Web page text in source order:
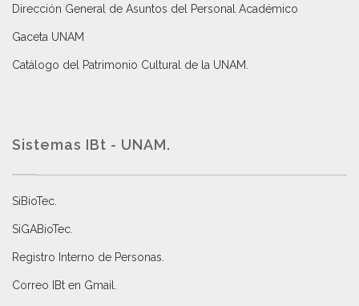
Dirección General de Asuntos del Personal Académico
Gaceta UNAM
Catálogo del Patrimonio Cultural de la UNAM.
Sistemas IBt - UNAM.
SiBioTec
SiGABioTec.
Registro Interno de Personas
Correo IBt en Gmail